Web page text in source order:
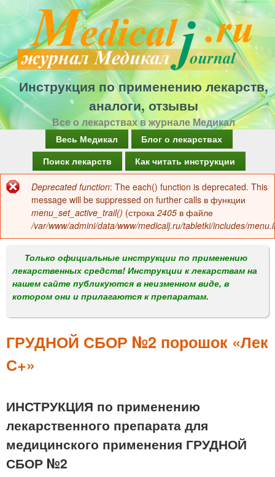
Перейти
к
основному
содержанию
Инструкция по применению лекарств,
аналоги, отзывы
Все о лекарствах в журнале Медикал
а
в
о
м
е
н
Весь Медикал
Блог о лекарствах
Поиск лекарств
Как читать инструкции
Сообщение
об
ошибке
Deprecated function: The each() function is deprecated. This
message will be suppressed on further calls в функции
menu_set_active_trail() (строка 2405 в файле
/var/www/admini/data/www/medicalj.ru/tabletki/includes/
Только официальные инструкции по применению
лекарственных средств! Инструкции к лекарствам на
нашем сайте публикуются в неизменном виде, в
котором они и прилагаются к препаратам.
ГРУДНОЙ СБОР №2 порошок «Лек
С+»
ИНСТРУКЦИЯ по применению
лекарственного препарата для
медицинского применения ГРУДНОЙ
СБОР №2